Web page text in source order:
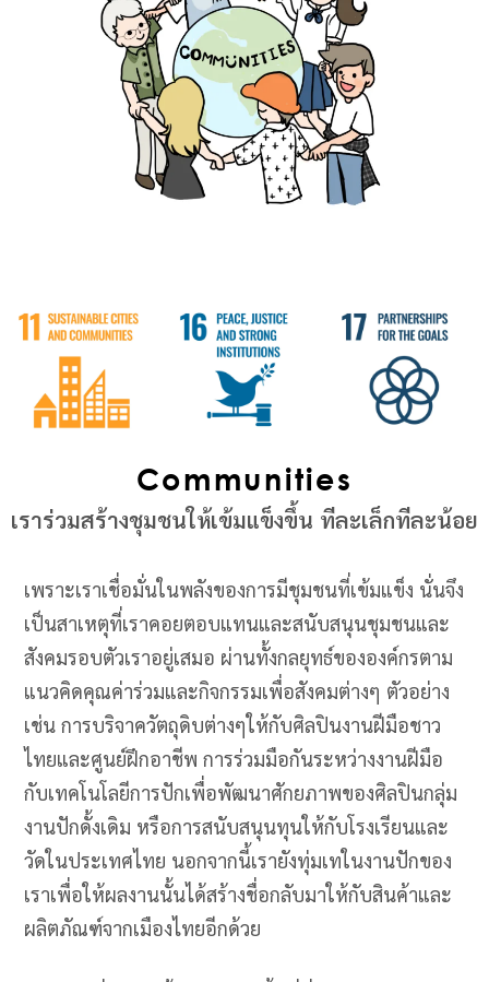
Communities
เราร่วมสร้างชุมชนให้เข้มแข็งขึ้น ทีละเล็กทีละน้อย​
เพราะเราเชื่อมั่นในพลังของการมีชุมชนที่เข้มแข็ง นั่นจึง
เป็นสาเหตุที่เราคอยตอบแทนและสนับสนุนชุมชนและ
สังคมรอบตัวเราอยู่เสมอ ผ่านทั้งกลยุทธ์ขององค์กรตาม
แนวคิดคุณค่าร่วมและกิจกรรมเพื่อสังคมต่างๆ ตัวอย่าง
เช่น การบริจาควัตถุดิบต่างๆให้กับศิลปินงานฝีมือชาว
ไทยและศูนย์ฝึกอาชีพ การร่วมมือกันระหว่างงานฝีมือ
กับเทคโนโลยีการปักเพื่อพัฒนาศักยภาพของศิลปินกลุ่ม
งานปักดั้งเดิม หรือการสนับสนุนทุนให้กับโรงเรียนและ
วัดในประเทศไทย นอกจากนี้เรายังทุ่มเทในงานปักของ
เราเพื่อให้ผลงานนั้นได้สร้างชื่อกลับมาให้กับสินค้าและ
ผลิตภัณฑ์จากเมืองไทยอีกด้วย​